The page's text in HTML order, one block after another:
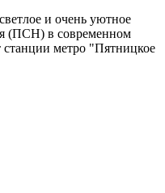
и очень уютное
(ПСН) в современном
метро "Пятницкое